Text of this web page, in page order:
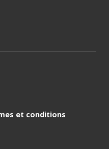
et conditions